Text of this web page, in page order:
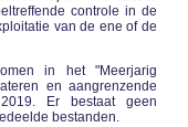
controle in de
van de ene of de
in het "Meerjarig
en aangrenzende
Er bestaat geen
bestanden.